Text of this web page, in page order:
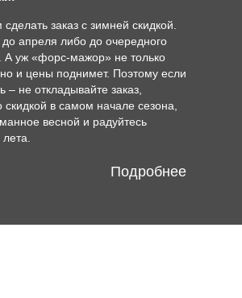
заказ с зимней скидкой.
до апреля либо до очередного
уж «форс-мажор» не только
и цены поднимет. Поэтому если
– не откладывайте заказ,
скидкой в самом начале сезона,
весной и радуйтесь
Подробнее